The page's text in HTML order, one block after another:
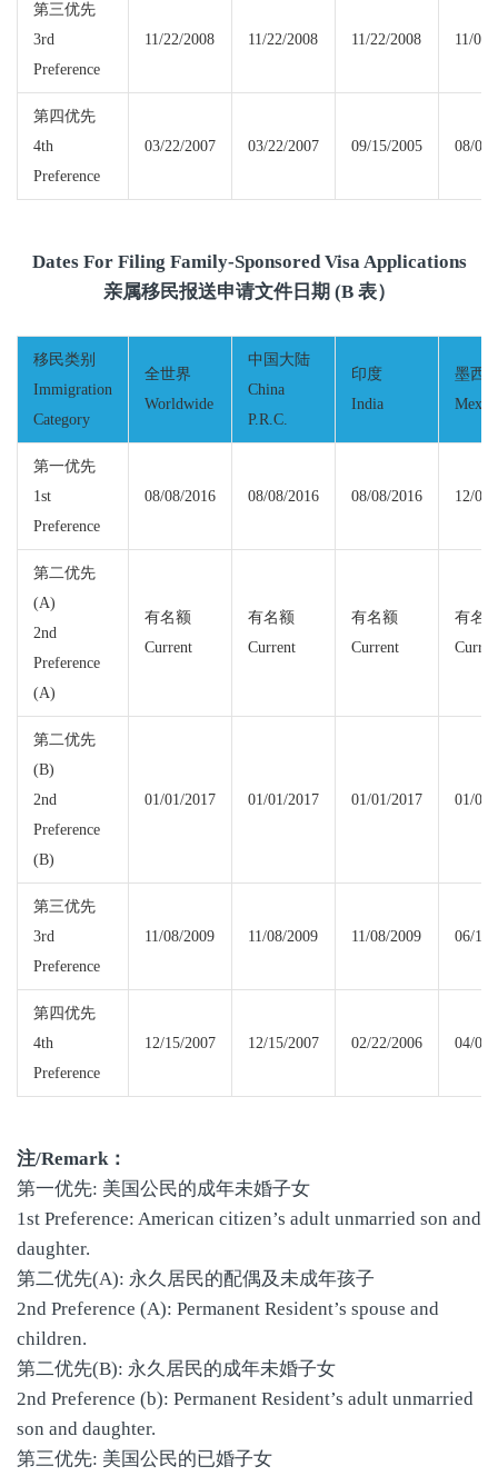
第三优先
3rd
Preference
11/22/2008 11/22/2008 11/22/2008 11/01/
第四优先
4th
Preference
03/22/2007 03/22/2007 09/15/2005 08/01/
Dates For Filing Family-Sponsored Visa Applications
亲属移民报送申请文件日期 (B 表）
移民类别
Immigration
Category
全世界
Worldwide
中国大陆
China
P.R.C.
印度
India
墨西
第一优先
1st
Preference
08/08/2016 08/08/2016 08/08/2016 12/01/
第二优先
(A)
2nd
Preference
(A)
有名额
Current
有名额
Current
有名额
Current
有名
第二优先
(B)
2nd
Preference
(B)
01/01/2017 01/01/2017 01/01/2017 01/01/
第三优先
3rd
Preference
11/08/2009 11/08/2009 11/08/2009 06/15/
第四优先
4th
Preference
12/15/2007 12/15/2007 02/22/2006 04/01/
注/Remark：
第一优先: 美国公民的成年未婚子女
1st Preference: American citizen’s adult unmarried son and
daughter.
第二优先(A): 永久居民的配偶及未成年孩子
2nd Preference (A): Permanent Resident’s spouse and
children.
第二优先(B): 永久居民的成年未婚子女
2nd Preference (b): Permanent Resident’s adult unmarried
son and daughter.
第三优先: 美国公民的已婚子女